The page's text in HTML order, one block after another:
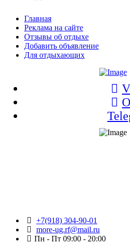
Главная
Реклама на сайте
Отзывы об отдыхе
Добавить объявление
Для отдыхающих
+7(918) 304-90-01
more-ug.rf@mail.ru
Пн - Пт 09:00 - 20:00